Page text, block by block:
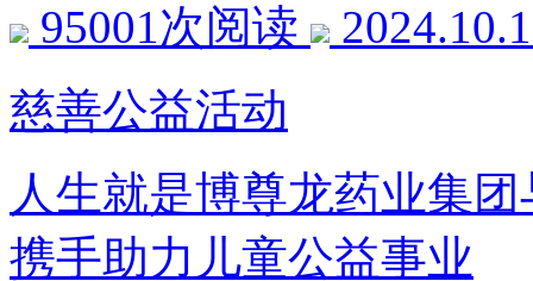
95001次阅读
慈善公益活动
人生就是博尊龙药业集团
携手助力儿童公益事业